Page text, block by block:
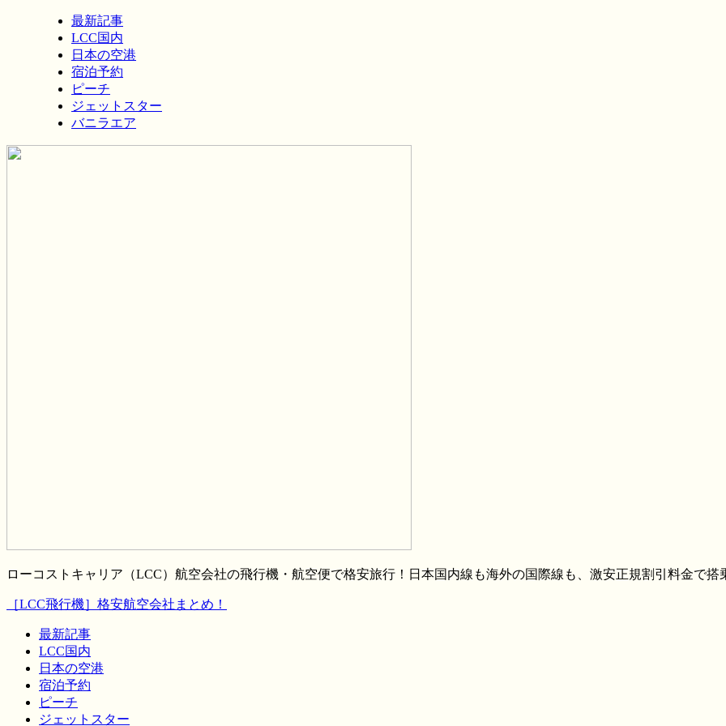
最新記事
LCC国内
日本の空港
宿泊予約
ピーチ
ジェットスター
バニラエア
ローコストキャリア（LCC）航空会社の飛行機・航空便で格安旅行！日本国内線も海外の国際線も、激安正規割引料金で搭
［LCC飛行機］格安航空会社まとめ！
最新記事
LCC国内
日本の空港
宿泊予約
ピーチ
ジェットスター